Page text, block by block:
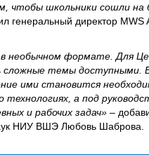
чтобы школьники сошли на
генеральный директор MWS
в необычном формате. Для
темы доступными. В
ими становится
а под
и рабочих задач» –
НИУ ВШЭ Любовь Шаброва.